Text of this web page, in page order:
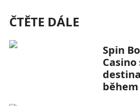
ČTĚTE DÁLE
Spin